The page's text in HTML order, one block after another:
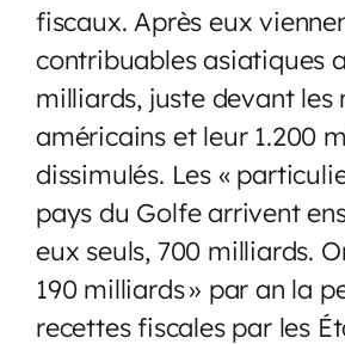
fiscaux. Après eux
contribuables asiatiques
milliards, juste devant les
américains et leur 1.200
dissimulés. Les «
pays du Golfe arrivent
eux seuls, 700 milliards.
190 milliards » par an la
recettes fiscales par les